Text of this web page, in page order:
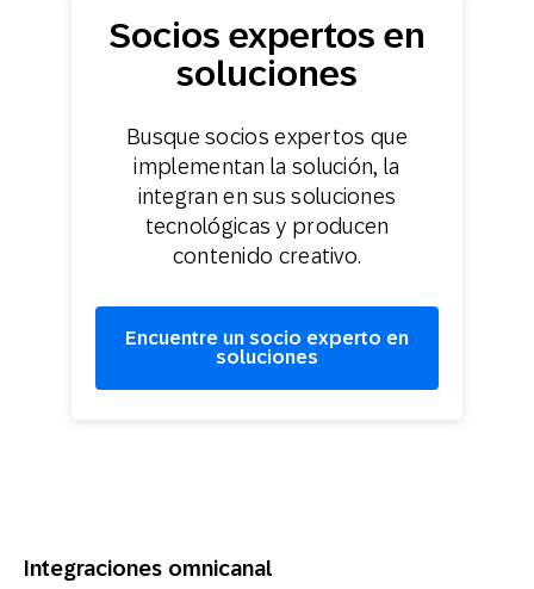
Socios expertos en
soluciones
Busque socios expertos que
implementan la solución, la
integran en sus soluciones
tecnológicas y producen
contenido creativo.
Encuentre un socio experto en
soluciones
Integraciones omnicanal